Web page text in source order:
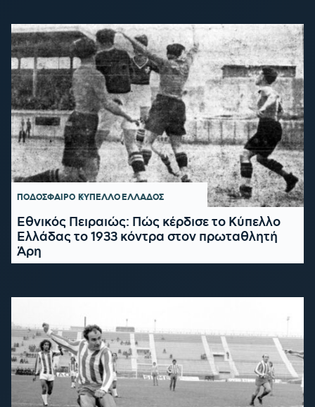
ΠΟΔΟΣΦΑΙΡΟ ΚΥΠΕΛΛΟ ΕΛΛΑΔΟΣ
Εθνικός Πειραιώς: Πώς κέρδισε το Κύπελλο
Ελλάδας το 1933 κόντρα στον πρωταθλητή
Άρη